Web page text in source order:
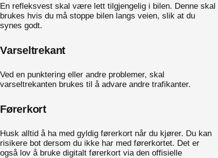
En refleksvest skal være lett tilgjengelig i bilen. Denne skal
brukes hvis du må stoppe bilen langs veien, slik at du
synes godt.
Varseltrekant
Ved en punktering eller andre problemer, skal
varseltrekanten brukes til å advare andre trafikanter.
Førerkort
Husk alltid å ha med gyldig førerkort når du kjører. Du kan
risikere bot dersom du ikke har med førerkortet. Det er
også lov å bruke digitalt førerkort via den offisielle